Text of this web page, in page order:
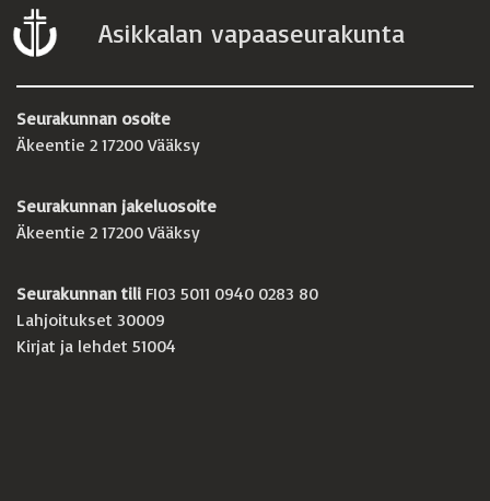
Asikkalan vapaaseurakunta
Seurakunnan osoite
Äkeentie 2 17200 Vääksy
Seurakunnan jakeluosoite
Äkeentie 2 17200 Vääksy
Seurakunnan tili FI03 5011 0940 0283 80
Lahjoitukset 30009
Kirjat ja lehdet 51004